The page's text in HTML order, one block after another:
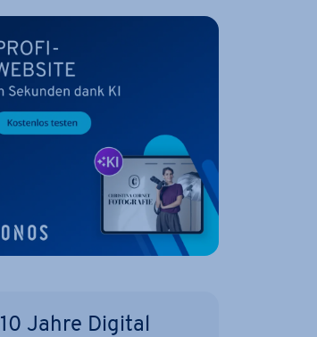
10 Jahre Digital